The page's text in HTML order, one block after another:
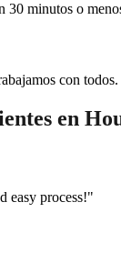
30 minutos o
con
en
easy process!"